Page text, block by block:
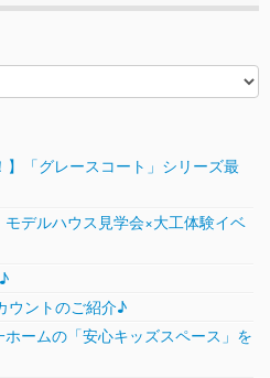
】「グレースコート」シリーズ最
デルハウス見学会×大工体験イベ
ウントのご紹介♪
ームの「安心キッズスペース」を